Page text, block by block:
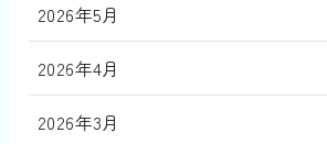
2026年5月
2026年4月
2026年3月